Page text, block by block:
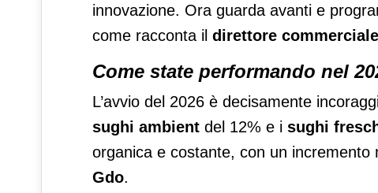
innovazione. Ora guarda avanti e
come racconta il direttore
Come state performando nel
L’avvio del 2026 è decisamente
sughi ambient del 12% e i sughi
organica e costante, con un
Gdo.